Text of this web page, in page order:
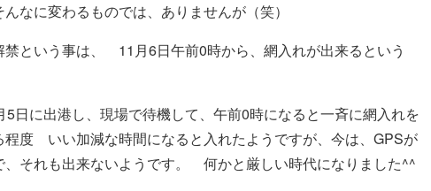
に変わるものでは、ありませんが（笑）
という事は、 11月6日午前0時から、網入れが出来るという
5日に出港し、現場で待機して、午前0時になると一斉に網入れを
度 いい加減な時間になると入れたようですが、今は、GPSが
、それも出来ないようです。 何かと厳しい時代になりました^^